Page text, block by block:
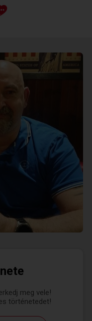
meg vele!
történetedet!